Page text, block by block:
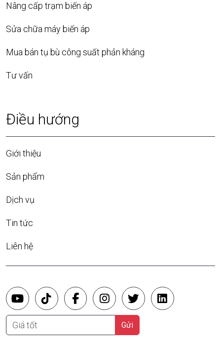
Nâng cấp trạm biến áp
Sửa chữa máy biến áp
Mua bán tụ bù công suất phản kháng
Tư vấn
Điều hướng
Giới thiệu
Sản phẩm
Dịch vụ
Tin tức
Liên hệ
Giá tốt Gửi